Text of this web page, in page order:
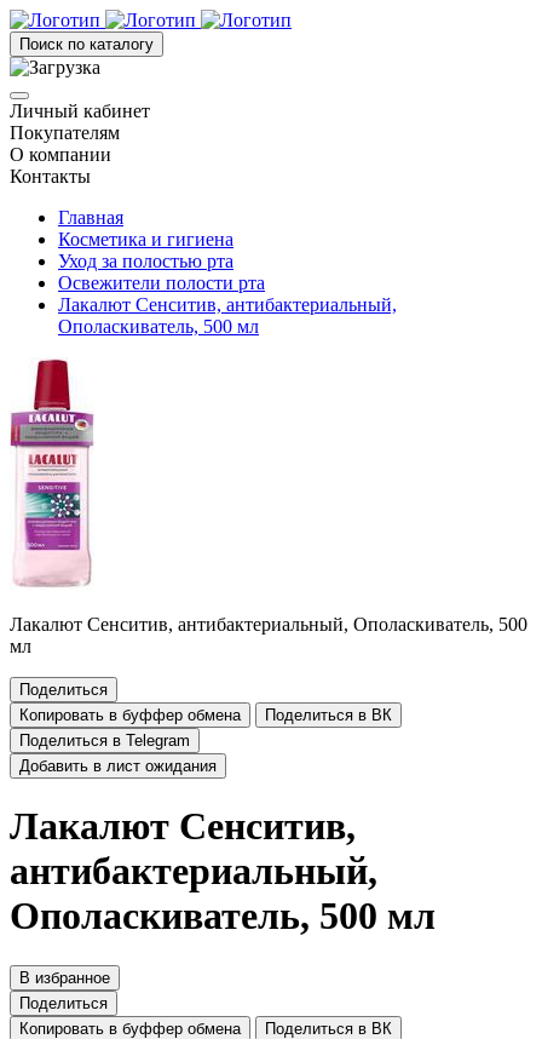
Поиск по каталогу
Личный кабинет
Покупателям
О компании
Контакты
Главная
Косметика и гигиена
Уход за полостью рта
Освежители полости рта
Лакалют Сенситив, антибактериальный,
Ополаскиватель, 500 мл
Лакалют Сенситив, антибактериальный, Ополаскиватель, 500
мл
Поделиться
Копировать в буффер обмена
Поделиться в ВК
Поделиться в Telegram
Добавить в лист ожидания
Лакалют Сенситив,
антибактериальный,
Ополаскиватель, 500 мл
В избранное
Поделиться
Копировать в буффер обмена
Поделиться в ВК